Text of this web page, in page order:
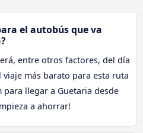
el autobús que va
entre otros factores, del día
más barato para esta ruta
para llegar a Guetaria desde
a ahorrar!